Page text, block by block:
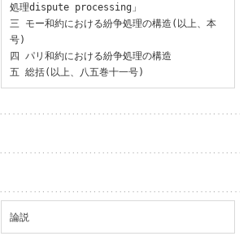
処理dispute processing」
三 モー和約における紛争処理の構造(以上、本
号)
四 パリ和約における紛争処理の構造
五 総括(以上、八五巻十一号)
論説